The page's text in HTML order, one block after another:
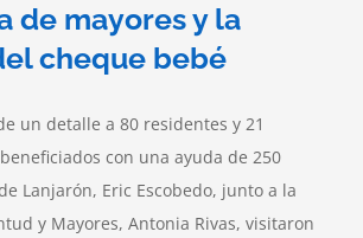
de mayores y la
cheque bebé
un detalle a 80 residentes y 21
con una ayuda de 250
Lanjarón, Eric Escobedo, junto a la
y Mayores, Antonia Rivas, visitaron